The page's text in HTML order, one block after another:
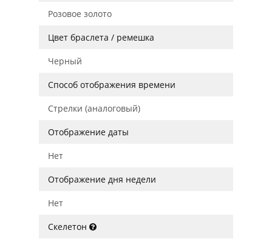
Розовое золото
Цвет браслета / ремешка
Черный
Способ отображения времени
Стрелки (аналоговый)
Отображение даты
Нет
Отображение дня недели
Нет
Скелетон